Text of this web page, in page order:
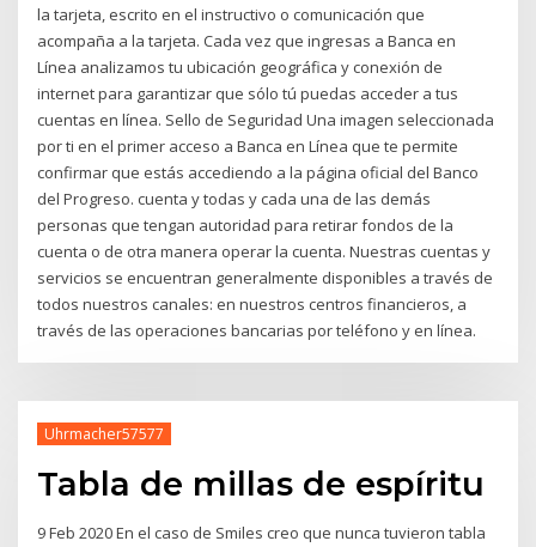
la tarjeta, escrito en el instructivo o comunicación que
acompaña a la tarjeta. Cada vez que ingresas a Banca en
Línea analizamos tu ubicación geográfica y conexión de
internet para garantizar que sólo tú puedas acceder a tus
cuentas en línea. Sello de Seguridad Una imagen seleccionada
por ti en el primer acceso a Banca en Línea que te permite
confirmar que estás accediendo a la página oficial del Banco
del Progreso. cuenta y todas y cada una de las demás
personas que tengan autoridad para retirar fondos de la
cuenta o de otra manera operar la cuenta. Nuestras cuentas y
servicios se encuentran generalmente disponibles a través de
todos nuestros canales: en nuestros centros financieros, a
través de las operaciones bancarias por teléfono y en línea.
Uhrmacher57577
Tabla de millas de espíritu
9 Feb 2020 En el caso de Smiles creo que nunca tuvieron tabla